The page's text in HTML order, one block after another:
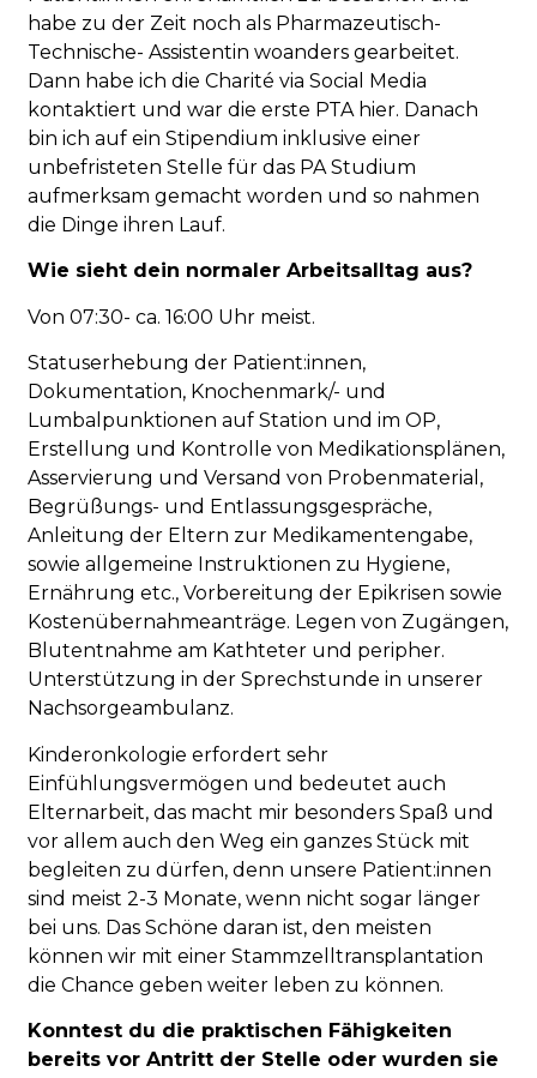
habe zu der Zeit noch als Pharmazeutisch-
Technische- Assistentin woanders gearbeitet.
Dann habe ich die Charité via Social Media
kontaktiert und war die erste PTA hier. Danach
bin ich auf ein Stipendium inklusive einer
unbefristeten Stelle für das PA Studium
aufmerksam gemacht worden und so nahmen
die Dinge ihren Lauf.
Wie sieht dein normaler Arbeitsalltag aus?
Von 07:30- ca. 16:00 Uhr meist.
Statuserhebung der Patient:innen,
Dokumentation, Knochenmark/- und
Lumbalpunktionen auf Station und im OP,
Erstellung und Kontrolle von Medikationsplänen,
Asservierung und Versand von Probenmaterial,
Begrüßungs- und Entlassungsgespräche,
Anleitung der Eltern zur Medikamentengabe,
sowie allgemeine Instruktionen zu Hygiene,
Ernährung etc., Vorbereitung der Epikrisen sowie
Kostenübernahmeanträge. Legen von Zugängen,
Blutentnahme am Kathteter und peripher.
Unterstützung in der Sprechstunde in unserer
Nachsorgeambulanz.
Kinderonkologie erfordert sehr
Einfühlungsvermögen und bedeutet auch
Elternarbeit, das macht mir besonders Spaß und
vor allem auch den Weg ein ganzes Stück mit
begleiten zu dürfen, denn unsere Patient:innen
sind meist 2-3 Monate, wenn nicht sogar länger
bei uns. Das Schöne daran ist, den meisten
können wir mit einer Stammzelltransplantation
die Chance geben weiter leben zu können.
Konntest du die praktischen Fähigkeiten
bereits vor Antritt der Stelle oder wurden sie